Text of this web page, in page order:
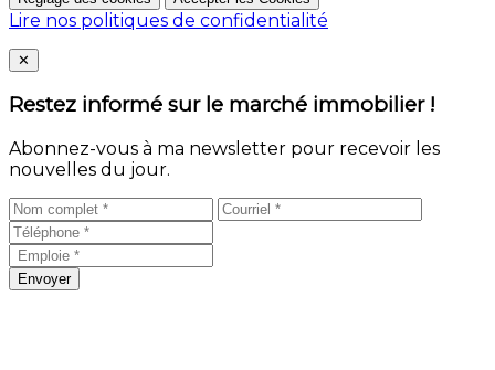
Lire nos politiques de confidentialité
Close
✕
Restez informé sur le marché immobilier !
Abonnez-vous à ma newsletter pour recevoir les
nouvelles du jour.
Envoyer